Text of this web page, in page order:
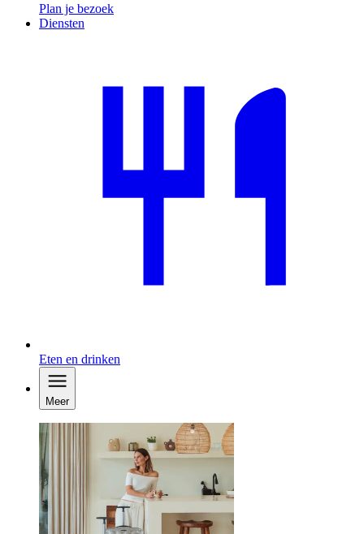
Plan je bezoek
Diensten
Eten en drinken
Meer